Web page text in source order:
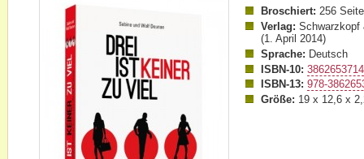
Broschiert: 256
Verlag: Schwarzkopf
(1. April 2014)
Sprache: Deutsch
ISBN-10: 3862653714
ISBN-13: 978-
Größe: 19 x 12,6 x